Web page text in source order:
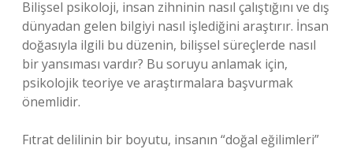
Bilişsel psikoloji, insan zihninin nasıl çalıştığını ve dış
dünyadan gelen bilgiyi nasıl işlediğini araştırır. İnsan
doğasıyla ilgili bu düzenin, bilişsel süreçlerde nasıl
bir yansıması vardır? Bu soruyu anlamak için,
psikolojik teoriye ve araştırmalara başvurmak
önemlidir.
Fıtrat delilinin bir boyutu, insanın “doğal eğilimleri”